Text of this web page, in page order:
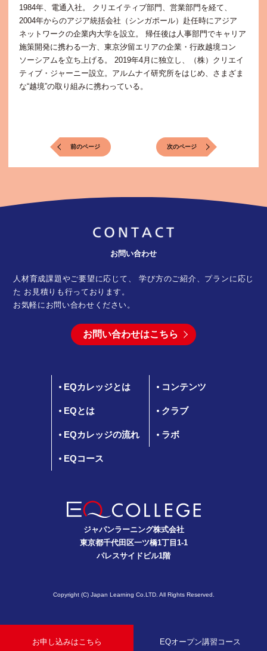
1984年、電通入社。 クリエイティブ部門、営業部門を経て、
2004年からのアジア統括会社（シンガポール）赴任時にアジア
ネットワークの企業内大学を設立。 帰任後は人事部門でキャリア
施策開発に携わる一方、東京汐留エリアの企業・行政越境コン
ソーシアムを立ち上げる。 2019年4月に独立し、（株）クリエイ
ティブ・ジャーニー設立。アルムナイ研究所をはじめ、さまざま
な“越境”の取り組みに携わっている。
前のページ 次のページ
お申し込みはこちら EQオープン講習コース
お問い合わせ
人材育成課題やご要望に応じて、 学び方のご紹介、プランに応じ
た お見積りも行っております。
お気軽にお問い合わせください。
お問い合わせはこちら
EQカレッジとは
EQとは
EQカレッジの流れ
EQコース
コンテンツ
クラブ
ラボ
ジャパンラーニング株式会社
東京都千代田区一ツ橋1丁目1-1
パレスサイドビル1階
Copyright (C) Japan Learning Co.LTD. All Rights Reserved.